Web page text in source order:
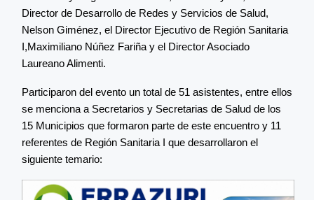
Director de Desarrollo de Redes y Servicios de Salud,
Nelson Giménez, el Director Ejecutivo de Región Sanitaria
I,Maximiliano Núñez Fariña y el Director Asociado
Laureano Alimenti.
Participaron del evento un total de 51 asistentes, entre ellos
se menciona a Secretarios y Secretarias de Salud de los
15 Municipios que formaron parte de este encuentro y 11
referentes de Región Sanitaria I que desarrollaron el
siguiente temario: